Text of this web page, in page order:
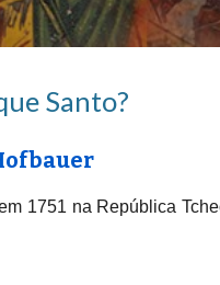
Santo?
1751 na República